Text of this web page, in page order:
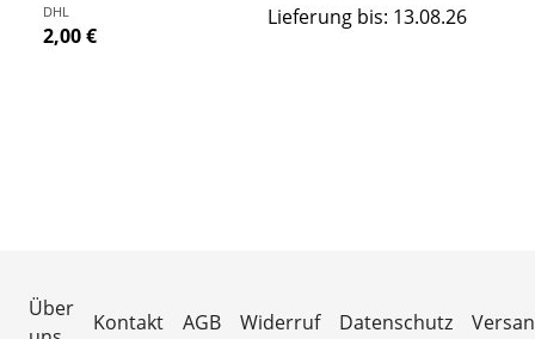
DHL
2,00 €
Lieferung bis: 13.08.26
Über
Kontakt AGB Widerruf Datenschutz